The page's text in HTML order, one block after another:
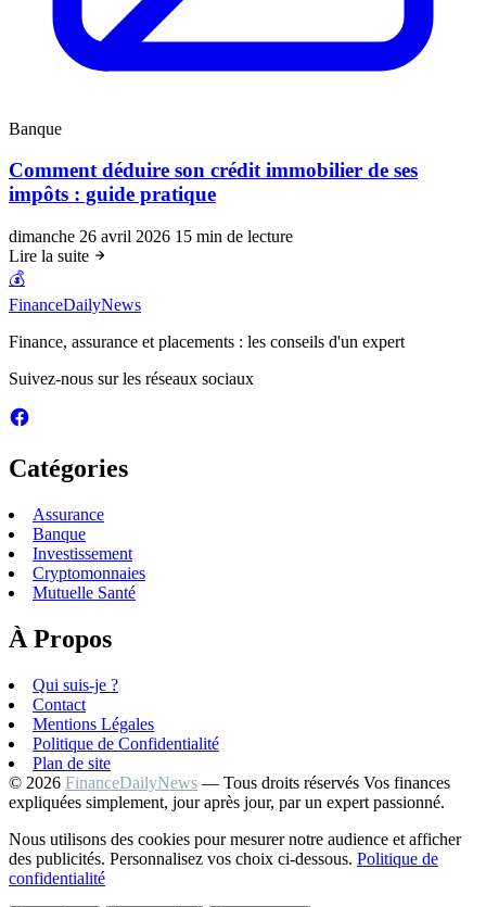
Banque
Comment déduire son crédit immobilier de ses
impôts : guide pratique
dimanche 26 avril 2026 15 min de lecture
Lire la suite
💰
FinanceDailyNews
Finance, assurance et placements : les conseils d'un expert
Suivez-nous sur les réseaux sociaux
Catégories
Assurance
Banque
Investissement
Cryptomonnaies
Mutuelle Santé
À Propos
Qui suis-je ?
Contact
Mentions Légales
Politique de Confidentialité
Plan de site
© 2026 FinanceDailyNews — Tous droits réservés Vos finances
expliquées simplement, jour après jour, par un expert passionné.
Nous utilisons des cookies pour mesurer notre audience et afficher
des publicités. Personnalisez vos choix ci-dessous. Politique de
confidentialité